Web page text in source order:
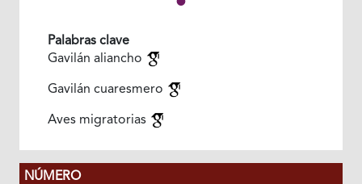
Palabras clave
Gavilán aliancho
Gavilán cuaresmero
Aves migratorias
NÚMERO